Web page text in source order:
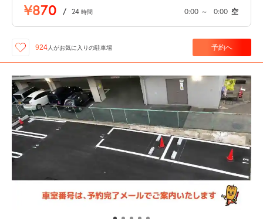
¥870 / 24 時間 0:00 ～ 0:00 空
924人がお気に入りの駐車場 予約へ